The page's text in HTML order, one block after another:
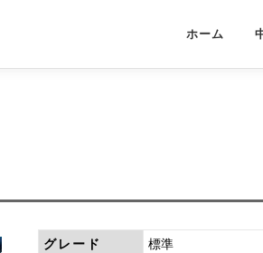
ホーム
グレード
標準